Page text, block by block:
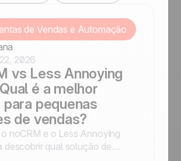
de Vendas e Automação
2026
vs Less Annoying
é a melhor
pequenas
de vendas?
noCRM e o Less Annoying
descobrir qual solução de